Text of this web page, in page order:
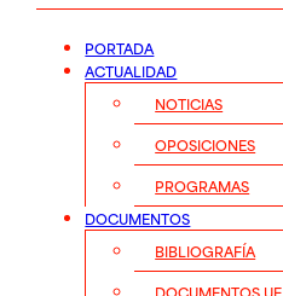
PORTADA
ACTUALIDAD
NOTICIAS
OPOSICIONES
PROGRAMAS
DOCUMENTOS
BIBLIOGRAFÍA